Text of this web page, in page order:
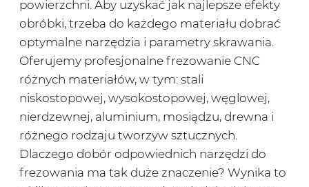
powierzchni. Aby uzyskać jak najlepsze efekty
obróbki, trzeba do każdego materiału dobrać
optymalne narzędzia i parametry skrawania.
Oferujemy profesjonalne frezowanie CNC
różnych materiałów, w tym: stali
niskostopowej, wysokostopowej, węglowej,
nierdzewnej, aluminium, mosiądzu, drewna i
różnego rodzaju tworzyw sztucznych.
Dlaczego dobór odpowiednich narzędzi do
frezowania ma tak duże znaczenie? Wynika to